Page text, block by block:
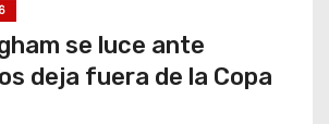
se luce ante
deja fuera de la Copa